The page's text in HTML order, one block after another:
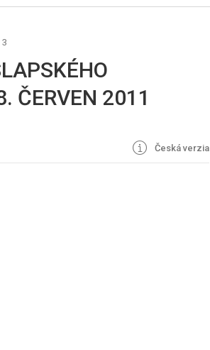
3
ČERVEN 2011
Česká verzia